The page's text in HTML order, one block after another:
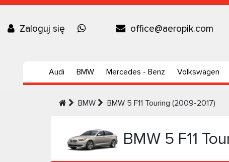
Zaloguj się office@aeropik.com
Audi BMW Mercedes - Benz Volkswagen
BMW BMW 5 F11 Touring (2009-2017)
BMW 5 F11